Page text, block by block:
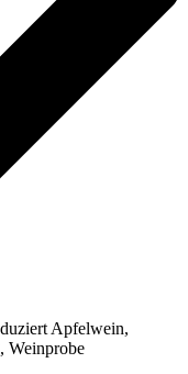
Apfelwein,
, Weinprobe